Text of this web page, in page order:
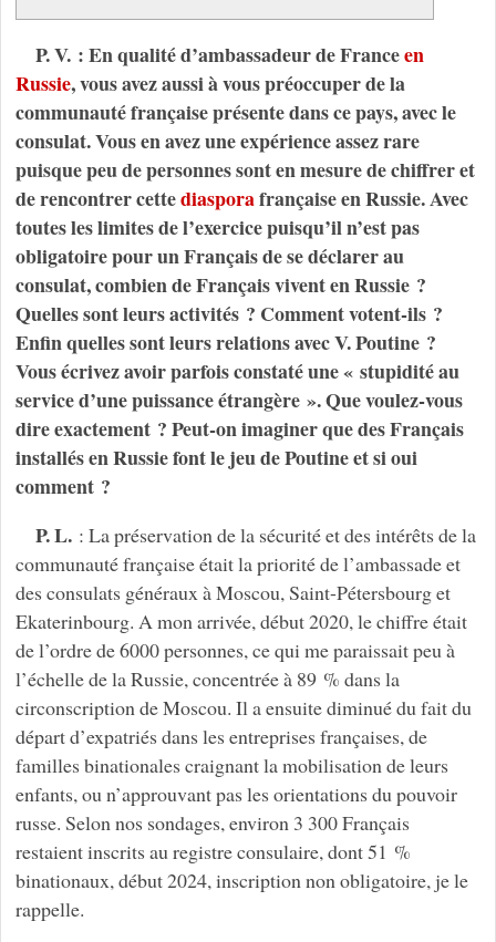
P. V. : En qualité d’ambassadeur de Franceen
Russie, vous avez aussi à vous préoccuper de la
communauté française présente dans ce pays, avec le
consulat. Vous en avez une expérience assez rare
puisque peu de personnes sont en mesure de chiffrer et
de rencontrer cettediasporafrançaise en Russie. Avec
toutes les limites de l’exercice puisqu’il n’est pas
obligatoire pour un Français de se déclarer au
consulat, combien de Français vivent en Russie ?
Quelles sont leurs activités ? Comment votent-ils ?
Enfin quelles sont leurs relations avec V. Poutine ?
Vous écrivez avoir parfois constaté une « stupidité au
service d’une puissance étrangère ». Que voulez-vous
dire exactement ? Peut-on imaginer que des Français
installés en Russie font le jeu de Poutine et si oui
comment ?
P. L.: La préservation de la sécurité et des intérêts de la
communauté française était la priorité de l’ambassade et
des consulats généraux à Moscou, Saint-Pétersbourg et
Ekaterinbourg. A mon arrivée, début 2020, le chiffre était
de l’ordre de 6000 personnes, ce qui me paraissait peu à
l’échelle de la Russie, concentrée à 89 % dans la
circonscription de Moscou. Il a ensuite diminué du fait du
départ d’expatriés dans les entreprises françaises, de
familles binationales craignant la mobilisation de leurs
enfants, ou n’approuvant pas les orientations du pouvoir
russe. Selon nos sondages, environ 3 300 Français
restaient inscrits au registre consulaire, dont 51 %
binationaux, début 2024, inscription non obligatoire, je le
rappelle.